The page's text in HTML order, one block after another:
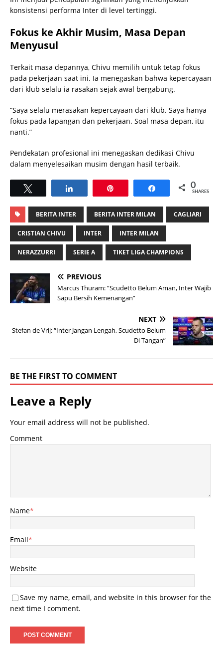
konsistensi performa Inter di level tertinggi.
Fokus ke Akhir Musim, Masa Depan
Menyusul
Terkait masa depannya, Chivu memilih untuk tetap fokus
pada pekerjaan saat ini. Ia menegaskan bahwa kepercayaan
dari klub selalu ia rasakan sejak awal bergabung.
“Saya selalu merasakan kepercayaan dari klub. Saya hanya
fokus pada lapangan dan pekerjaan. Soal masa depan, itu
nanti.”
Pendekatan profesional ini menegaskan dedikasi Chivu
dalam menyelesaikan musim dengan hasil terbaik.
Share 0
SHARES
BERITA INTER BERITA INTER MILAN CAGLIARI
CRISTIAN CHIVU INTER INTER MILAN
NERAZZURRI SERIE A TIKET LIGA CHAMPIONS
PREVIOUS
Marcus Thuram: “Scudetto Belum Aman, Inter Wajib
Sapu Bersih Kemenangan”
NEXT
Stefan de Vrij: “Inter Jangan Lengah, Scudetto Belum
Di Tangan”
BE THE FIRST TO COMMENT
Leave a Reply
Your email address will not be published.
Comment
Name*
Email*
Website
Save my name, email, and website in this browser for the
next time I comment.